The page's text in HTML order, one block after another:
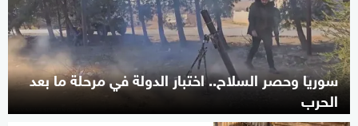
سوريا وحصر السلاح.. اختبار الدولة في مرحلة ما بعد
الحرب